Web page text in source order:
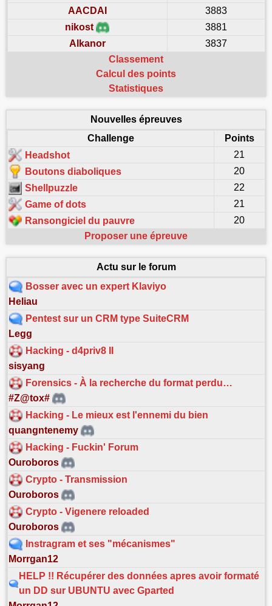
AACDAI
3883
nikost
3881
Alkanor
3837
Classement
Calcul des points
Statistiques
Nouvelles épreuves
Challenge
Points
Headshot
21
Boutons diaboliques
20
Shellpuzzle
22
Game of dots
21
Ransongiciel du pauvre
20
Proposer une épreuve
Actu sur le forum
Bosser avec un expert Klaviyo
Heliau
Pentest sur un CRM type SuiteCRM
Legg
Hacking - d4priv8 II
sisyang
Forensics - À la recherche du format perdu…
#Z@tox#
Hacking - Le mieux est l'ennemi du bien
quangntenemy
Hacking - Fuckin' Forum
Ouroboros
Crypto - Transmission
Ouroboros
Crypto - Vigenere reloaded
Ouroboros
Instragram et ses "mécanismes"
Morrgan12
HELP !! Récupérer des données apres avoir formaté
un DD sur UBUNTU avec Gparted